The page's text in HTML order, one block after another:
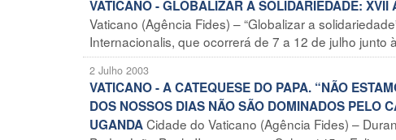
VATICANO - GLOBALIZAR A SOLIDARIEDADE:
Vaticano (Agência Fides) – “Globalizar a
Internacionalis, que ocorrerá de 7 a 12 de julho junto
2 Julho 2003
VATICANO - A CATEQUESE DO PAPA. “NÃO
DOS NOSSOS DIAS NÃO SÃO DOMINADOS PELO
UGANDACidade do Vaticano (Agência Fides) –